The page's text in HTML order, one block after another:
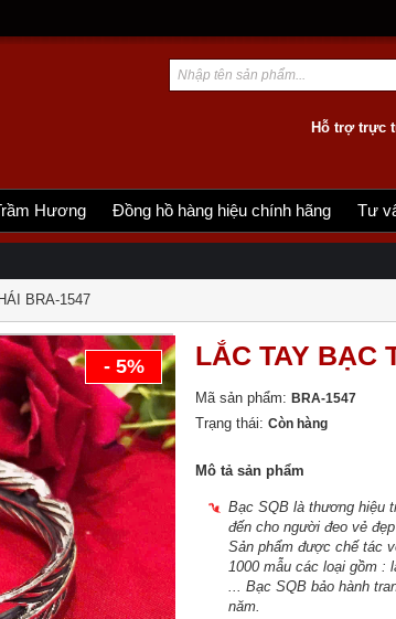
Hỗ trợ trực
Hương Đồng hồ hàng hiệu chính hãng Tư
BRA-1547
- 5% LẮC TAY BẠC
Mã sản phẩm:BRA-1547
Trạng thái:Còn hàng
Mô tả sản phẩm
Bạc SQB là thương hiệu
đến cho người đeo vẻ
Sản phẩm được chế tác
1000 mẫu các loại gồm :
... Bạc SQB bảo hành
năm.